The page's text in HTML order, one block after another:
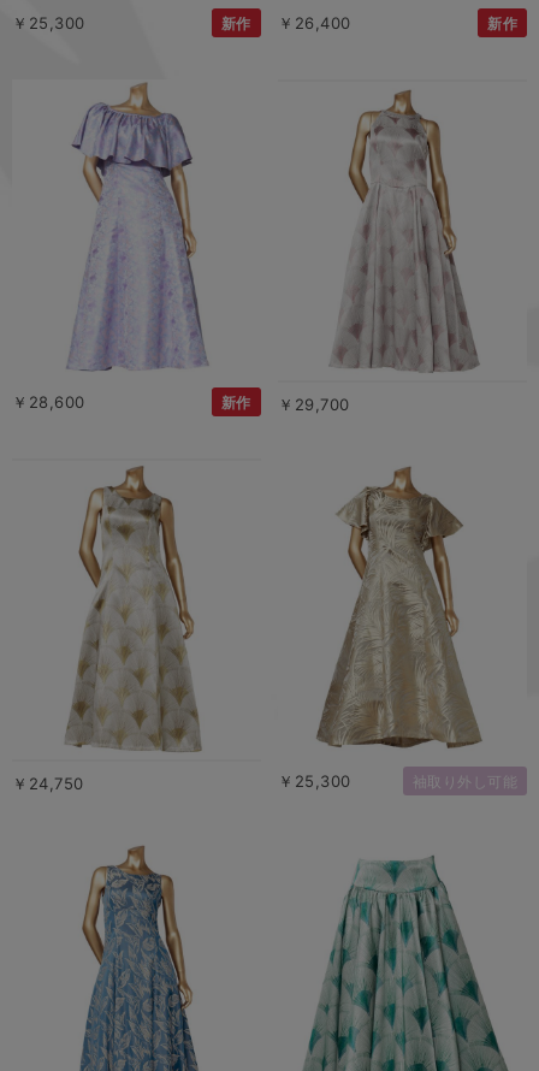
￥25,300 新作 ￥26,400 新作
￥28,600 新作 ￥29,700
￥24,750 ￥25,300 袖取り外し可能